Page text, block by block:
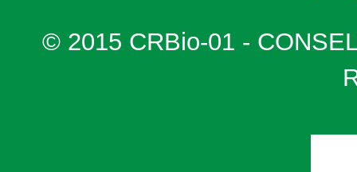
© 2015 CRBio-01 -